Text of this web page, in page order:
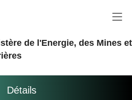
de l'Energie, des Mines
Détails